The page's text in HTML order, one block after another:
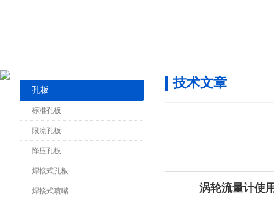
孔板
标准孔板
限流孔板
降压孔板
焊接式孔板
焊接式喷嘴
技术文章
涡轮流量计使